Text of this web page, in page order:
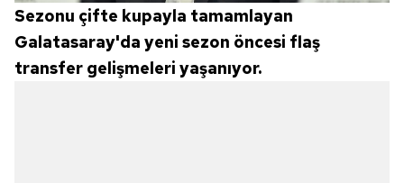
Sezonu çifte kupayla tamamlayan
Galatasaray'da yeni sezon öncesi flaş
transfer gelişmeleri yaşanıyor.